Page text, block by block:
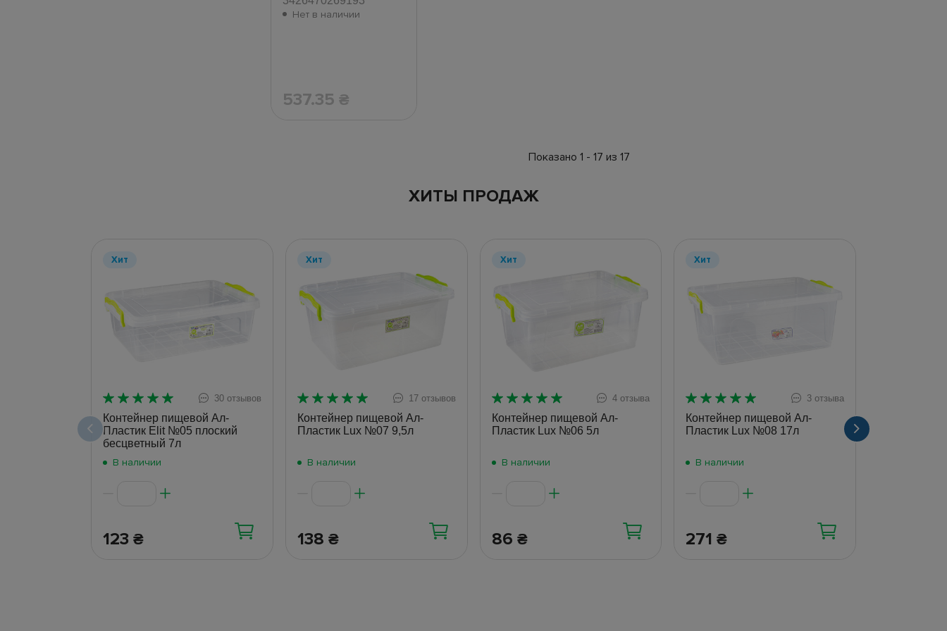
Нет в наличии
537.35 ₴
Показано 1 - 17 из 17
ХИТЫ ПРОДАЖ
Хит
30 отзывов
Контейнер пищевой Ал-
Пластик Elit №05 плоский
бесцветный 7л
В наличии
123 ₴
Хит
17 отзывов
Контейнер пищевой Ал-
Пластик Lux №07 9,5л
В наличии
138 ₴
Хит
4 отзыва
Контейнер пищевой Ал-
Пластик Lux №06 5л
В наличии
86 ₴
Хит
3 отзыва
Контейнер пищевой Ал-
Пластик Lux №08 17л
В наличии
271₴